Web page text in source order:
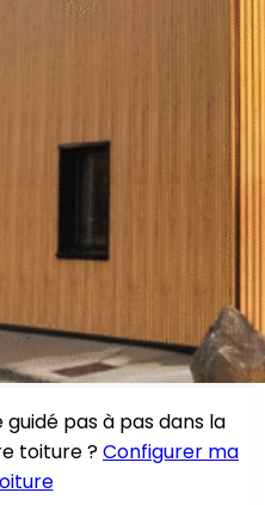
pas à pas dans la
toiture ?Configurer ma